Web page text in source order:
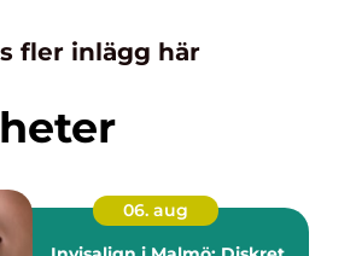
fler inlägg här
06. aug